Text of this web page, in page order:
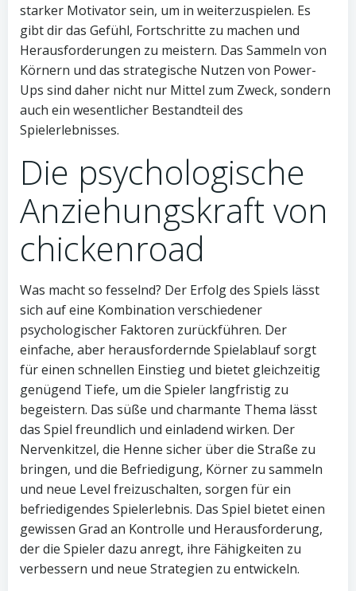
starker Motivator sein, um in weiterzuspielen. Es
gibt dir das Gefühl, Fortschritte zu machen und
Herausforderungen zu meistern. Das Sammeln von
Körnern und das strategische Nutzen von Power-
Ups sind daher nicht nur Mittel zum Zweck, sondern
auch ein wesentlicher Bestandteil des
Spielerlebnisses.
Die psychologische
Anziehungskraft von
chickenroad
Was macht so fesselnd? Der Erfolg des Spiels lässt
sich auf eine Kombination verschiedener
psychologischer Faktoren zurückführen. Der
einfache, aber herausfordernde Spielablauf sorgt
für einen schnellen Einstieg und bietet gleichzeitig
genügend Tiefe, um die Spieler langfristig zu
begeistern. Das süße und charmante Thema lässt
das Spiel freundlich und einladend wirken. Der
Nervenkitzel, die Henne sicher über die Straße zu
bringen, und die Befriedigung, Körner zu sammeln
und neue Level freizuschalten, sorgen für ein
befriedigendes Spielerlebnis. Das Spiel bietet einen
gewissen Grad an Kontrolle und Herausforderung,
der die Spieler dazu anregt, ihre Fähigkeiten zu
verbessern und neue Strategien zu entwickeln.